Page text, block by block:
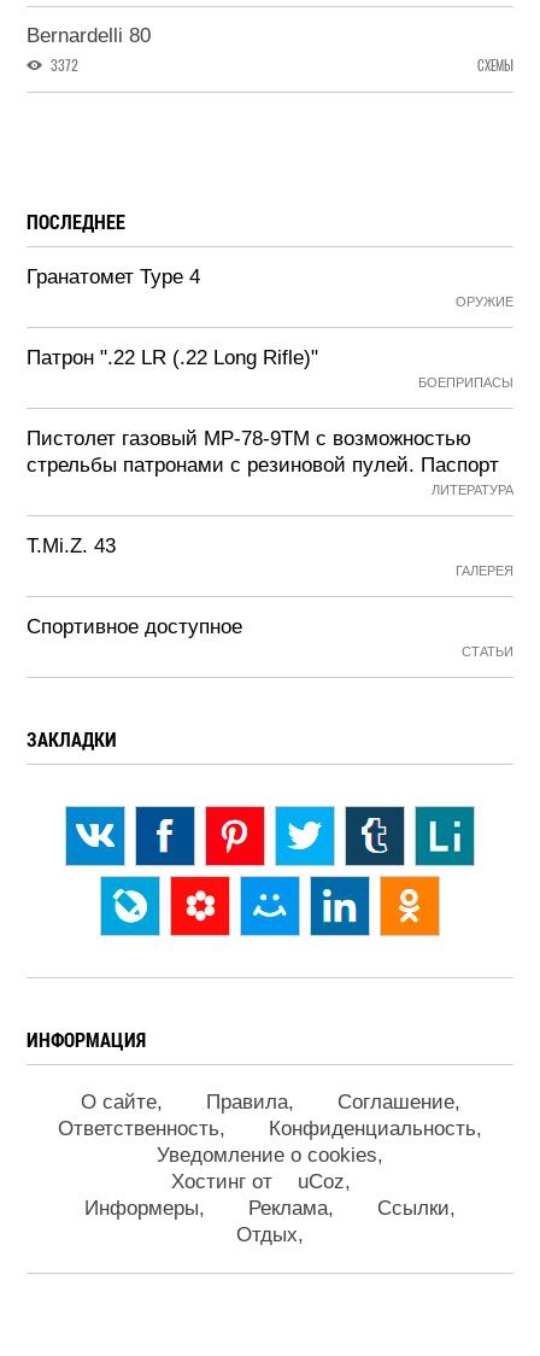
Bernardelli 80
3372 СХЕМЫ
ПОСЛЕДНЕЕ
Гранатомет Type 4
ОРУЖИЕ
Патрон ".22 LR (.22 Long Rifle)"
БОЕПРИПАСЫ
Пистолет газовый МР-78-9ТМ с возможностью
стрельбы патронами с резиновой пулей. Паспорт
ЛИТЕРАТУРА
T.Mi.Z. 43
ГАЛЕРЕЯ
Спортивное доступное
СТАТЬИ
ЗАКЛАДКИ
ИНФОРМАЦИЯ
О сайте Правила
Соглашение
Ответственность
Конфиденциальность
Уведомление о cookies
Хостинг от
uCoz
Информеры
Реклама
Ссылки
Отдых